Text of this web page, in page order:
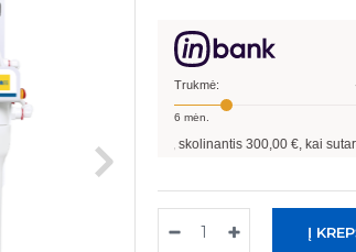
Trukmė:
6 mėn.
Pavyzdžiui, skolinantis 300,00€, kai sutartis